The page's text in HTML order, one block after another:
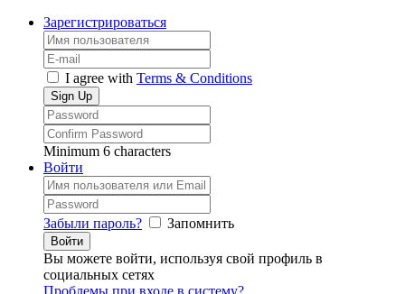
Зарегистрироваться
I agree with Terms & Conditions
Minimum 6 characters
Войти
Забыли пароль? Запомнить
Вы можете войти, используя свой профиль в
социальных сетях
Проблемы при входе в систему?